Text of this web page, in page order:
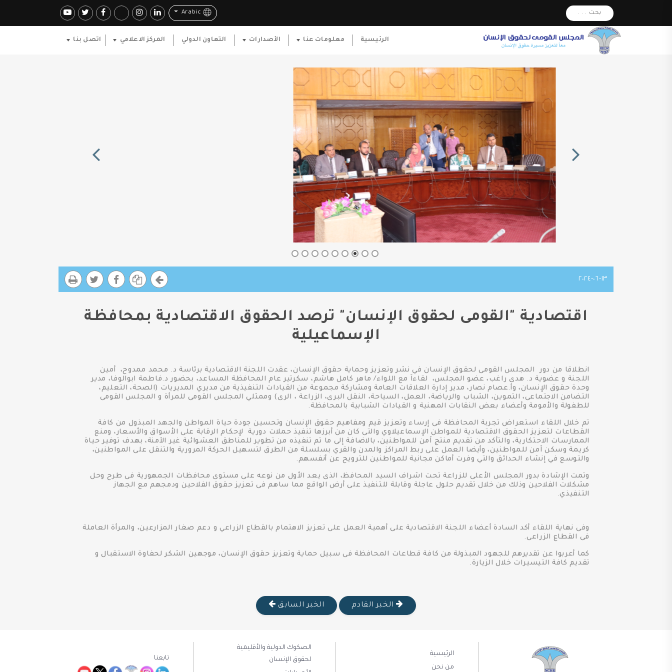
بحث . . . Arabic
الرئيسية معلومات عنا الأصدارات التعاون الدولي المركز الاعلامي اتصل بنا
١٣-٠٦-٢٠٢٤
اقتصادية "القومى لحقوق الإنسان" ترصد الحقوق الاقتصادية بمحافظة
الإسماعيلية
انطلاقا من دور المجلس القومى لحقوق الإنسان في نشر وتعزيز وحماية حقوق الإنسان، عقدت اللجنة الاقتصادية برئاسة د. محمد ممدوح، أمين
اللجنة و عضوية د. هدى راغب، عضو المجلس، لقاءاَ مع اللواء/ ماهر كامل هاشم، سكرتير عام المحافظة المساعد، بحضور د.فاطمة ابوالوفا، مدير
وحدة حقوق الإنسان، وأ.عصام نصار، مدير إدارة العلاقات العامة ومشاركة مجموعة من القيادات التنفيذية من مديري المديريات (الصحة، التعليم،
التضامن الاجتماعى، التموين، الشباب والرياضة، العمل، السياحة، النقل البرى، الزراعة ، الرى) وممثلي المجلس القومى للمرأة و المجلس القومى
للطفولة والأمومة وأعضاء بعض النقابات المهنية و القيادات الشبابية بالمحافظة.
تم خلال اللقاء استعراض تجربة المحافظة فى إرساء وتعزيز قيم ومفاهيم حقوق الإنسان وتحسين جودة حياة المواطن والجهد المبذول من كافة
القطاعات لتعزيز الحقوق الاقتصادية للمواطن الإسماعيلاوي والتى كان من أبرزها تنفيذ حملات دورية لإحكام الرقابة على الأسواق والأسعار، ومنع
الممارسات الاحتكارية، والتأكد من تقديم منتج آمن للمواطنين، بالاضافة إلى ما تم تنفيذه من تطوير للمناطق العشوائية غير الآمنة، بهدف توفير حياة
كريمة وسكن آمن للمواطنين، وأيضا العمل على ربط المراكز والمدن والقري بسلسلة من الطرق لتسهيل الحركة المرورية والتنقل على المواطنين،
والتوسع في إنشاء الحدائق والتي وفرت أماكن مجانية للمواطنين للترويح عن أنفسهم.
وتمت الإشادة بدور المجلس الأعلى للزراعة تحت اشراف السيد المحافظ، الذى يعد الأول من نوعه على مستوى محافظات الجمهورية فى طرح وحل
مشكلات الفلاحين وذلك من خلال تقديم حلول عاجلة وقابلة للتنفيذ على أرض الواقع مما ساهم فى تعزيز حقوق الفلاحين ودمجهم مع الجهاز
التنفيذي.
وفى نهاية اللقاء أكد السادة أعضاء اللجنة الاقتصادية على أهمية العمل على تعزيز الاهتمام بالقطاع الزراعي و دعم صغار المزارعين، والمرأة العاملة
فى القطاع الزراعى.
كما أعربوا عن تقديرهم للجهود المبذولة من كافة قطاعات المحافظة فى سبيل حماية وتعزيز حقوق الإنسان، موجهين الشكر لحفاوة الاستقبال و
تقديم كافة التيسيرات خلال الزيارة.
الخبر القادم الخبر السابق
الرئيسية
من نحن
الصكوك الدولية والأقليمية
لحقوق الإنسان
تابعنا